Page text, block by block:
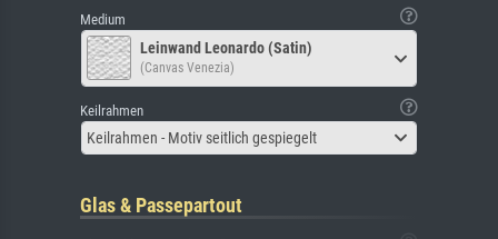
Medium
Leinwand Leonardo (Satin)
(Canvas Venezia)
Keilrahmen
Keilrahmen - Motiv seitlich gespiegelt
Glas & Passepartout